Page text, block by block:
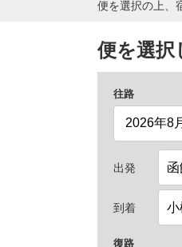
便を選択の上、
便を選択
往路
出発
到着
復路